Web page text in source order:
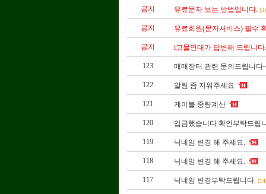
공지 유료문자 보는 방법입니다. (3)
공지 유료회원(문자서비스) 필수
공지 i고물연대가 답변해 드립니다
123 매매장터 관련 문의드립니다
122 알림 좀 지워주세요
121 케이블 중량계산
120 입금했습니다 확인부탁드립
119 닉네임 변경 해 주세요.
118 닉네임 변경 해 주세요.
117 닉네임 변경부탁드립니다.